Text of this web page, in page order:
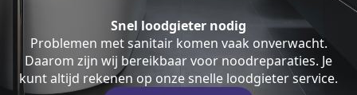
Snel loodgieter nodig
Problemen met sanitair komen vaak onverwacht.
Daarom zijn wij bereikbaar voor noodreparaties. Je
kunt altijd rekenen op onze snelle loodgieter service.